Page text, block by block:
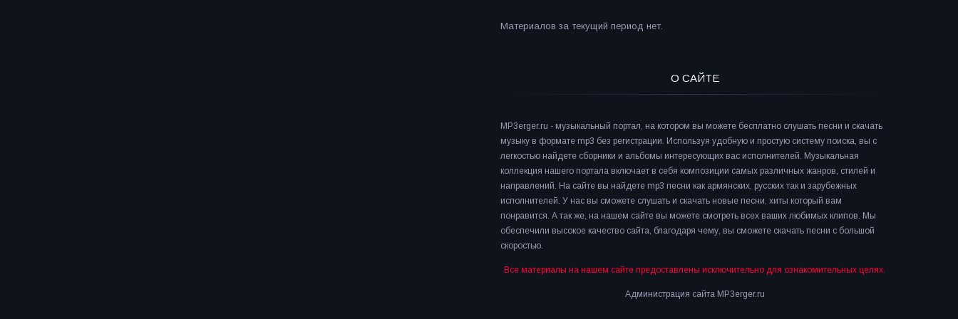
Материалов за текущий период нет.
О САЙТЕ
MP3erger.ru - музыкальный портал, на котором вы можете бесплатно слушать песни и скачать
музыку в формате mp3 без регистрации. Используя удобную и простую систему поиска, вы с
легкостью найдете сборники и альбомы интересующих вас исполнителей. Музыкальная
коллекция нашего портала включает в себя композиции самых различных жанров, стилей и
направлений. На сайте вы найдете mp3 песни как армянских, русских так и зарубежных
исполнителей. У нас вы сможете слушать и скачать новые песни, хиты который вам
понравится. А так же, на нашем сайте вы можете смотреть всех ваших любимых клипов. Мы
обеспечили высокое качество сайта, благодаря чему, вы сможете скачать песни с большой
скоростью.
Все материалы на нашем сайте предоставлены исключительно для ознакомительных целях.
Администрация сайта MP3erger.ru